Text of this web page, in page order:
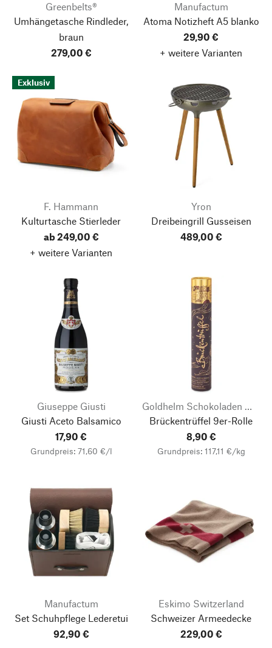
Greenbelts®
Umhängetasche Rindleder,
braun
279,00 €
Manufactum
Atoma Notizheft A5 blanko
29,90 €
+ weitere Varianten
Exklusiv
F. Hammann
Kulturtasche Stierleder
ab 249,00 €
+ weitere Varianten
Yron
Dreibeingrill Gusseisen
489,00 €
Giuseppe Giusti
Giusti Aceto Balsamico
17,90 €
Grundpreis: 71,60 €/l
Brückentrüffel 9er-Rolle
8,90 €
Grundpreis: 117,11 €/kg
Manufactum
Set Schuhpflege Lederetui
92,90 €
Eskimo Switzerland
Schweizer Armeedecke
229,00 €